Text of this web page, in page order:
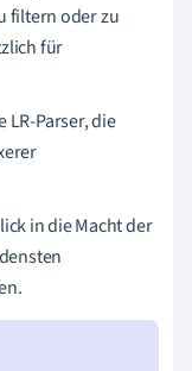
filtern oder zu
für
Parser, die
in die Macht der